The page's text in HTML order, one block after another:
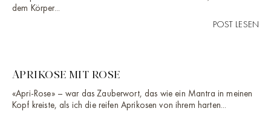
dem Körper...
POST LESEN
APRIKOSE MIT ROSE
«Apri-Rose» – war das Zauberwort, das wie ein Mantra in meinen
Kopf kreiste, als ich die reifen Aprikosen von ihrem harten...